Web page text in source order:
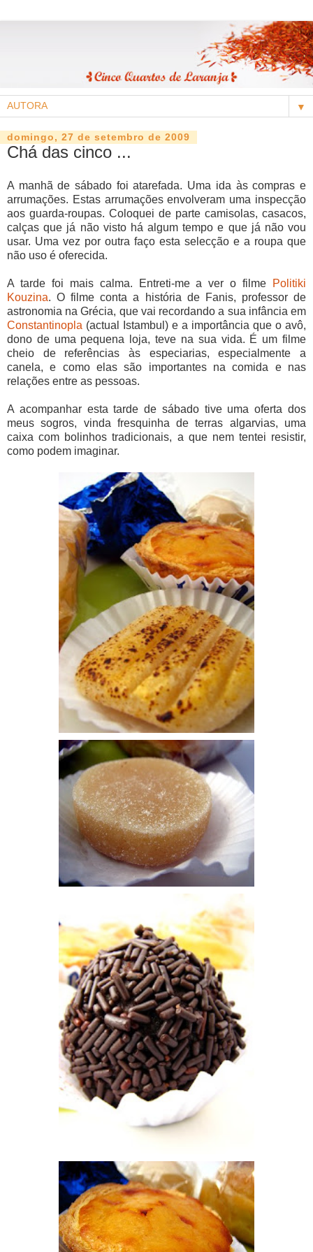
▼
domingo, 27 de setembro de 2009
Chá das cinco ...
A manhã de sábado foi atarefada. Uma ida às compras e
arrumações. Estas arrumações envolveram uma inspecção
aos guarda-roupas. Coloquei de parte camisolas, casacos,
calças que já não visto há algum tempo e que já não vou
usar. Uma vez por outra faço esta selecção e a roupa que
não uso é oferecida.
A tarde foi mais calma. Entreti-me a ver o filme
Politiki
Kouzina. O filme conta a história de Fanis, professor de
astronomia na Grécia, que vai recordando a sua infância em
Constantinopla (actual Istambul) e a importância que o avô,
dono de uma pequena loja, teve na sua vida. É um filme
cheio de referências às especiarias, especialmente a
canela, e como elas são importantes na comida e nas
relações entre as pessoas.
A acompanhar esta tarde de sábado tive uma oferta dos
meus sogros, vinda fresquinha de terras algarvias, uma
caixa com bolinhos tradicionais, a que nem tentei resistir,
como podem imaginar.